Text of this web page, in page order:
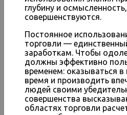
глубину и
совершенствуются.
Постоянное
торговли —
заработкам. Чтобы
должны эффективно
временем: оказываться
время и производить
людей своими
совершенства
областях торговли